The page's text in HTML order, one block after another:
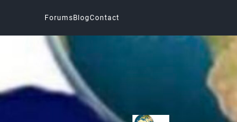
Forums BlogContact